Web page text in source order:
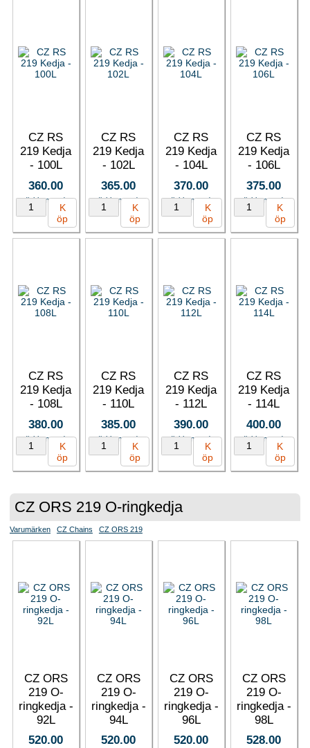
CZ RS
219 Kedja
- 100L
360.00
(inkl. moms)
K
öp
CZ RS
219 Kedja
- 102L
365.00
(inkl. moms)
K
öp
CZ RS
219 Kedja
- 104L
370.00
(inkl. moms)
K
öp
CZ RS
219 Kedja
- 106L
375.00
(inkl. moms)
K
öp
CZ RS
219 Kedja
- 108L
380.00
(inkl. moms)
K
öp
CZ RS
219 Kedja
- 110L
385.00
(inkl. moms)
K
öp
CZ RS
219 Kedja
- 112L
390.00
(inkl. moms)
K
öp
CZ RS
219 Kedja
- 114L
400.00
(inkl. moms)
K
öp
CZ ORS 219 O-ringkedja
Varumärken CZ Chains CZ ORS 219
CZ ORS
219 O-
ringkedja -
92L
520.00
CZ ORS
219 O-
ringkedja -
94L
520.00
CZ ORS
219 O-
ringkedja -
96L
520.00
CZ ORS
219 O-
ringkedja -
98L
528.00